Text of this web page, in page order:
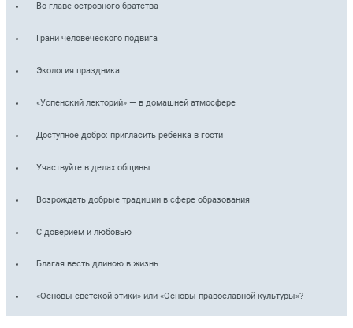
Во главе островного братства
Грани человеческого подвига
Экология праздника
«Успенский лекторий» — в домашней атмосфере
Доступное добро: пригласить ребенка в гости
Участвуйте в делах общины
Возрождать добрые традиции в сфере образования
С доверием и любовью
Благая весть длиною в жизнь
«Основы светской этики» или «Основы православной культуры»?